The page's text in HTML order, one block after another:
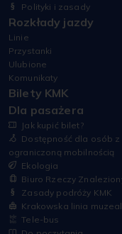
Polityki i zasady
Rozkłady jazdy
Linie
Przystanki
Ulubione
Komunikaty
Bilety KMK
Dla pasażera
Jak kupić bilet?
Dostępność dla osób z
ograniczoną mobilnością
Ekologia
Biuro Rzeczy
Zasady podróży KMK
Krakowska linia
Tele-bus